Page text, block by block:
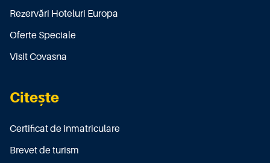
Rezervări Hoteluri Europa
Oferte Speciale
Visit Covasna
Citește
Certificat de înmatriculare
Brevet de turism